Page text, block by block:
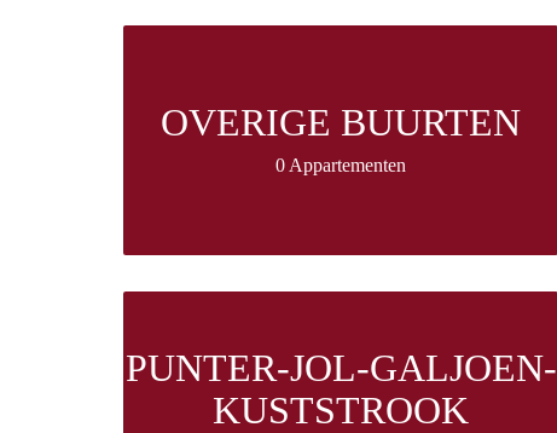
OVERIGE BUURTEN
0 Appartementen
PUNTER-JOL-GALJOEN-
KUSTSTROOK